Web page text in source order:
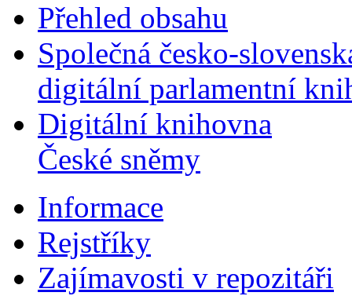
Přehled obsahu
Společná česko-
digitální parlamentní
Digitální knihovna
České sněmy
Informace
Rejstříky
Zajímavosti v repozitáři